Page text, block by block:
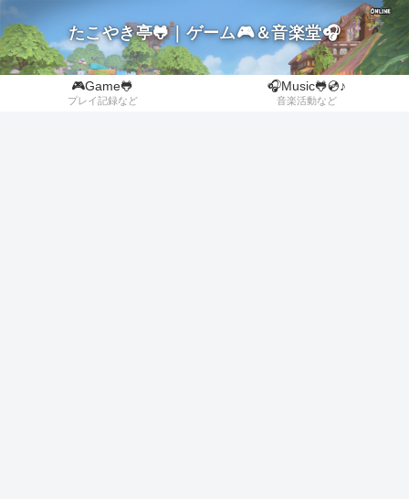
たこやき亭🐸｜ゲーム🎮＆音楽堂🎧
🎮Game🐸
プレイ記録など
🎧Music🐸💿♪
音楽活動など